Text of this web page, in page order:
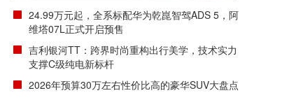
元
24.99万元起，全系标配华为乾崑智驾ADS 5，阿
维塔07L正式开启预售
吉利银河TT：跨界时尚重构出行美学，技术实力
支撑C级纯电新标杆
2026年预算30万左右性价比高的豪华SUV大盘点